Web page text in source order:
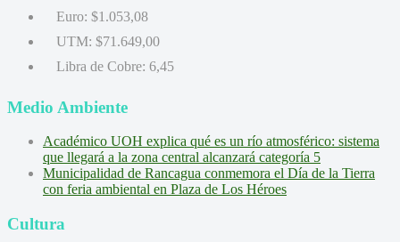
Euro: $1.053,08
UTM: $71.649,00
Libra de Cobre: 6,45
Medio Ambiente
Académico UOH explica qué es un río atmosférico: sistema
que llegará a la zona central alcanzará categoría 5
Municipalidad de Rancagua conmemora el Día de la Tierra
con feria ambiental en Plaza de Los Héroes
Cultura